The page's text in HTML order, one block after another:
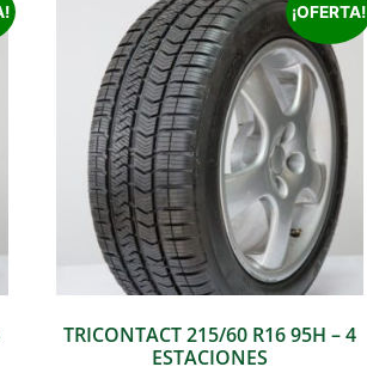
¡OFERTA!
TRICONTACT 215/60 R16 95H – 4
ESTACIONES